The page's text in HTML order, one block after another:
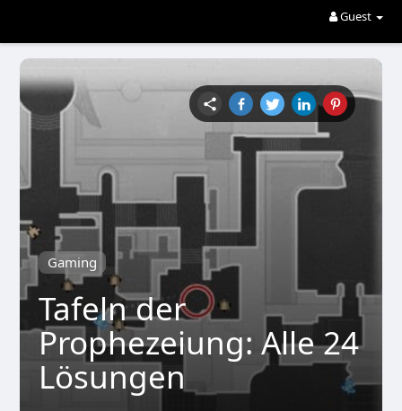
Guest
Gaming
Tafeln der
Prophezeiung: Alle 24
Lösungen